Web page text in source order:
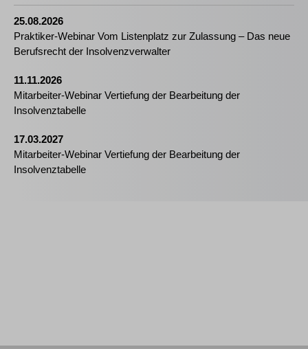
25.08.2026
Praktiker-Webinar Vom Listenplatz zur Zulassung – Das neue
Berufsrecht der Insolvenzverwalter
11.11.2026
Mitarbeiter-Webinar Vertiefung der Bearbeitung der
Insolvenztabelle
17.03.2027
Mitarbeiter-Webinar Vertiefung der Bearbeitung der
Insolvenztabelle